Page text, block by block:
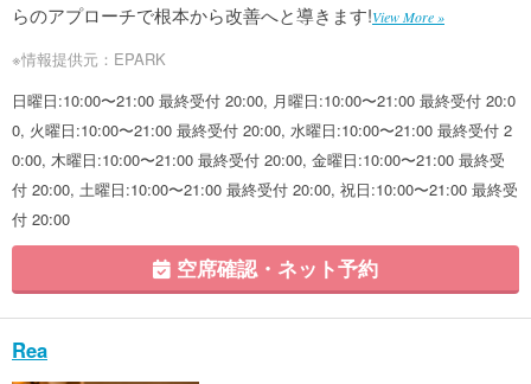
らのアプローチで根本から改善へと導きます!View More »
※情報提供元：EPARK
日曜日:10:00〜21:00 最終受付 20:00, 月曜日:10:00〜21:00 最終受付 20:0
0, 火曜日:10:00〜21:00 最終受付 20:00, 水曜日:10:00〜21:00 最終受付 2
0:00, 木曜日:10:00〜21:00 最終受付 20:00, 金曜日:10:00〜21:00 最終受
付 20:00, 土曜日:10:00〜21:00 最終受付 20:00, 祝日:10:00〜21:00 最終受
付 20:00
空席確認・ネット予約
Rea